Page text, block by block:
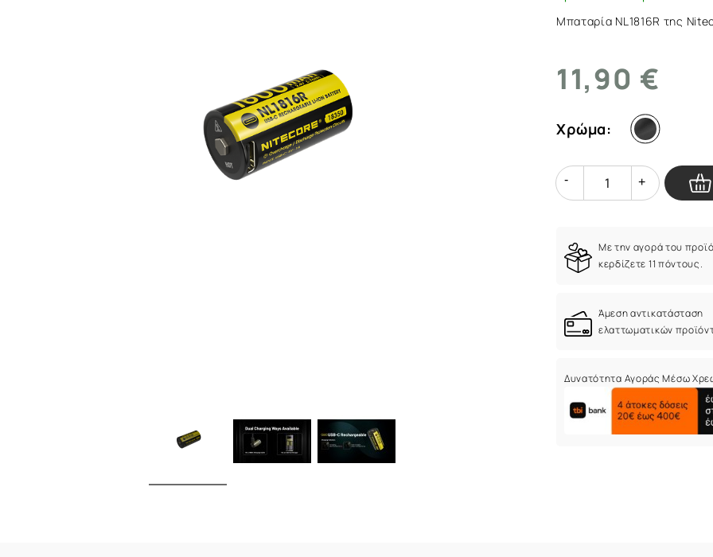
Μπαταρία NL1816R της
11,90 €
Χρώμα:
Quantity
Quantity
Με την αγορά του
κερδίζετε 11 πόντους.
Άμεση αντικατάσταση
ελαττωματικών
Δυνατότητα Αγοράς Μέσω